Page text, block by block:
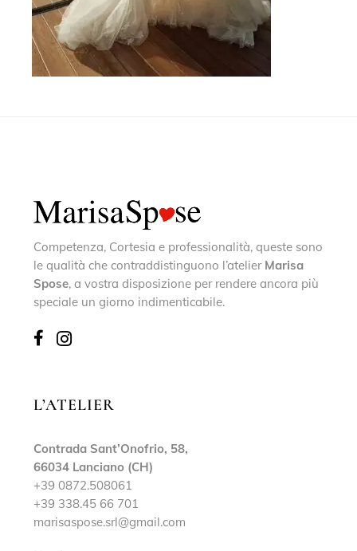
Competenza, Cortesia e professionalità, queste sono
le qualità che contraddistinguono l’atelier Marisa
Spose, a vostra disposizione per rendere ancora più
speciale un giorno indimenticabile.
L’ATELIER
Contrada Sant’Onofrio, 58,
66034 Lanciano (CH)
+39 0872.508061
+39 338.45 66 701
marisaspose.srl@gmail.com